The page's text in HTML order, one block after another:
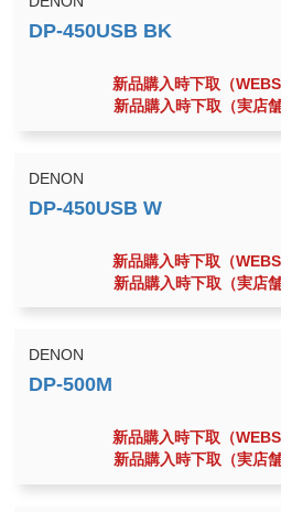
新品購入時下取（
新品購入時下取（実店舗
DENON
新品購入時下取（
新品購入時下取（実店舗
DENON
新品購入時下取（
新品購入時下取（実店舗